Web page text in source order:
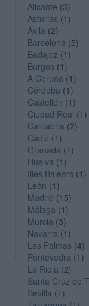
Alicante (3)
Asturias (1)
Ávila (2)
Barcelona (5)
Badajoz (1)
Burgos (1)
A Coruña (1)
Córdoba (1)
Castellón (1)
Ciudad Real (1)
Cantabria (2)
Cádiz (1)
Granada (1)
Huelva (1)
Illes Balears (1)
León (1)
Madrid (15)
Málaga (1)
Murcia (3)
Navarra (1)
Las Palmas (4)
Pontevedra (1)
La Rioja (2)
Santa Cruz de
Sevilla (1)